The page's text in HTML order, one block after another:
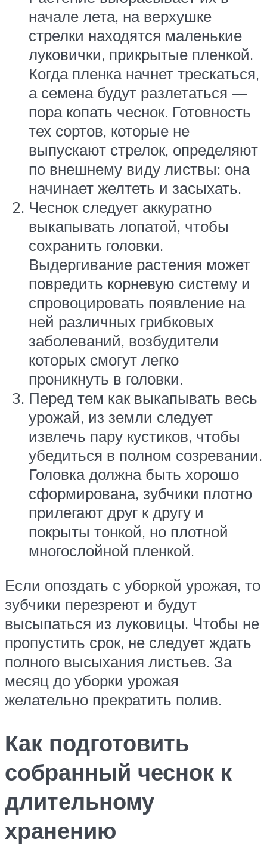
начале лета, на верхушке
стрелки находятся маленькие
луковички, прикрытые пленкой.
Когда пленка начнет трескаться,
а семена будут разлетаться —
пора копать чеснок. Готовность
тех сортов, которые не
выпускают стрелок, определяют
по внешнему виду листвы: она
начинает желтеть и засыхать.
Чеснок следует аккуратно
выкапывать лопатой, чтобы
сохранить головки.
Выдергивание растения может
повредить корневую систему и
спровоцировать появление на
ней различных грибковых
заболеваний, возбудители
которых смогут легко
проникнуть в головки.
Перед тем как выкапывать весь
урожай, из земли следует
извлечь пару кустиков, чтобы
убедиться в полном созревании.
Головка должна быть хорошо
сформирована, зубчики плотно
прилегают друг к другу и
покрыты тонкой, но плотной
многослойной пленкой.
Если опоздать с уборкой урожая, то
зубчики перезреют и будут
высыпаться из луковицы. Чтобы не
пропустить срок, не следует ждать
полного высыхания листьев. За
месяц до уборки урожая
желательно прекратить полив.
Как подготовить
собранный чеснок к
длительному
хранению